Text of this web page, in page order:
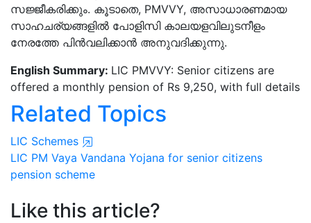
സജ്ജീകരിക്കും. കൂടാതെ, PMVVY, അസാധാരണമായ
സാഹചര്യങ്ങളിൽ പോളിസി കാലയളവിലുടനീളം
നേരത്തേ പിൻവലിക്കാൻ അനുവദിക്കുന്നു.
English Summary: LIC PMVVY: Senior citizens are
offered a monthly pension of Rs 9,250, with full details
Related Topics
LIC Schemes
LIC PM Vaya Vandana Yojana for senior citizens
pension scheme
Like this article?